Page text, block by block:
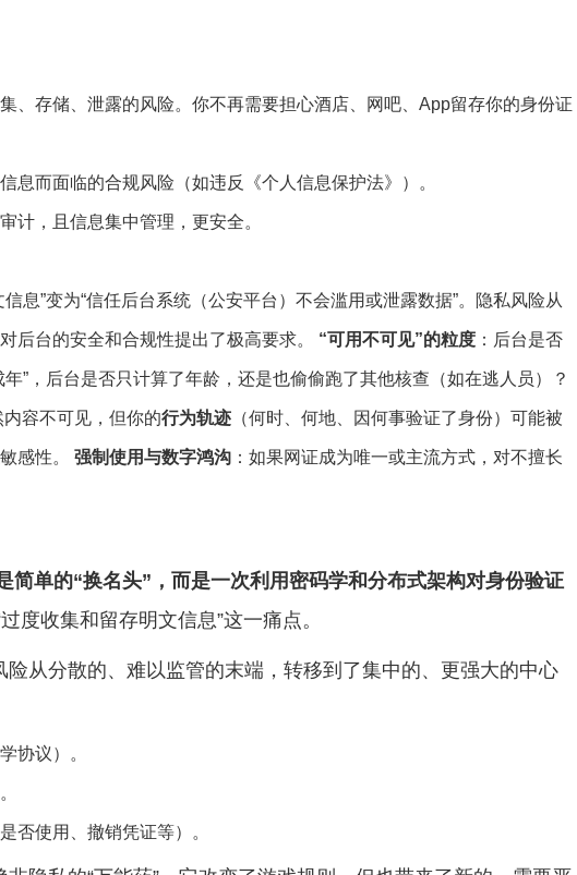
、存储、泄露的风险。你不再需要担心酒店、网吧、App留存你的身份证
息而面临的合规风险（如违反《个人信息保护法》）。
计，且信息集中管理，更安全。
信息”变为“信任后台系统（公安平台）不会滥用或泄露数据”。隐私风险从
后台的安全和合规性提出了极高要求。 “可用不可见”的粒度 ：后台是否
”，后台是否只计算了年龄，还是也偷偷跑了其他核查（如在逃人员）？
内容不可见，但你的行为轨迹 （何时、何地、因何事验证了身份）可能被
感性。 强制使用与数字鸿沟 ：如果网证成为唯一或主流方式，对不擅长
简单的“换名头”，而是一次利用密码学和分布式架构对身份验证
度收集和留存明文信息”这一痛点。
险从分散的、难以监管的末端，转移到了集中的、更强大的中心
协议）。
否使用、撤销凭证等）。